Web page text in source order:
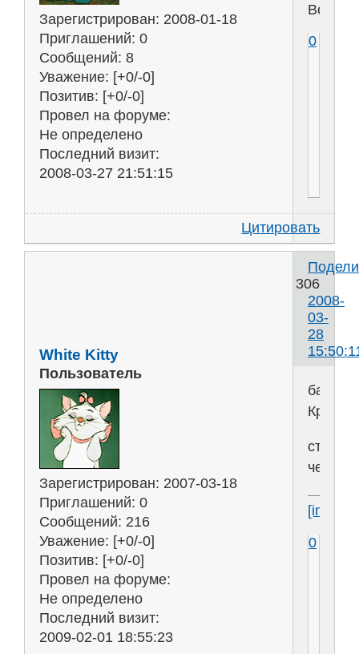
Зарегистрирован: 2008-01-18
Приглашений: 0
Сообщений: 8
Уважение: [+0/-0]
Позитив: [+0/-0]
Провел на форуме:
Не определено
Последний визит:
2008-03-27 21:51:15
0
Цитировать
306
2008-
03-
28
White Kitty
Пользователь
Зарегистрирован: 2007-03-18
Приглашений: 0
Сообщений: 216
Уважение: [+0/-0]
Позитив: [+0/-0]
Провел на форуме:
Не определено
Последний визит:
2009-02-01 18:55:23
басня
0